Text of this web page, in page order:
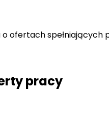
o ofertach spełniających
pracy